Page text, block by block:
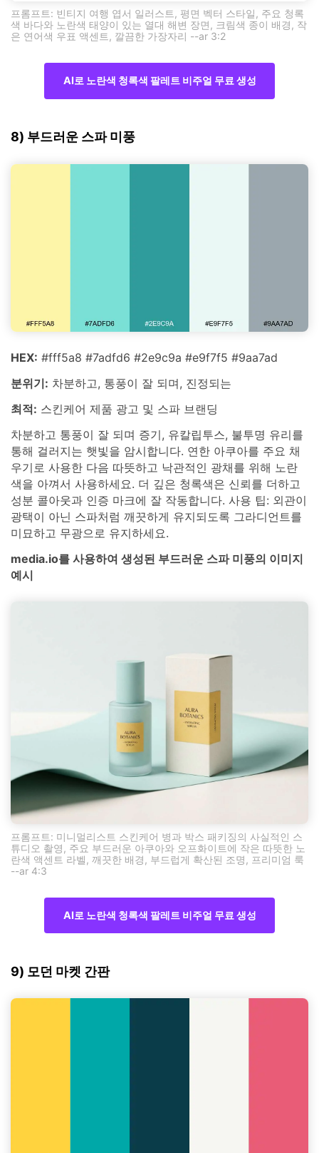
프롬프트: 빈티지 여행 엽서 일러스트, 평면 벡터 스타일, 주요 청록
색 바다와 노란색 태양이 있는 열대 해변 장면, 크림색 종이 배경, 작
은 연어색 우표 액센트, 깔끔한 가장자리 --ar 3:2
AI로 노란색 청록색 팔레트 비주얼 무료 생성
8) 부드러운 스파 미풍
HEX: #fff5a8 #7adfd6 #2e9c9a #e9f7f5 #9aa7ad
분위기: 차분하고, 통풍이 잘 되며, 진정되는
최적: 스킨케어 제품 광고 및 스파 브랜딩
차분하고 통풍이 잘 되며 증기, 유칼립투스, 불투명 유리를
통해 걸러지는 햇빛을 암시합니다. 연한 아쿠아를 주요 채
우기로 사용한 다음 따뜻하고 낙관적인 광채를 위해 노란
색을 아껴서 사용하세요. 더 깊은 청록색은 신뢰를 더하고
성분 콜아웃과 인증 마크에 잘 작동합니다. 사용 팁: 외관이
광택이 아닌 스파처럼 깨끗하게 유지되도록 그라디언트를
미묘하고 무광으로 유지하세요.
media.io를 사용하여 생성된 부드러운 스파 미풍의 이미지
예시
프롬프트: 미니멀리스트 스킨케어 병과 박스 패키징의 사실적인 스
튜디오 촬영, 주요 부드러운 아쿠아와 오프화이트에 작은 따뜻한 노
란색 액센트 라벨, 깨끗한 배경, 부드럽게 확산된 조명, 프리미엄 룩
--ar 4:3
AI로 노란색 청록색 팔레트 비주얼 무료 생성
9) 모던 마켓 간판